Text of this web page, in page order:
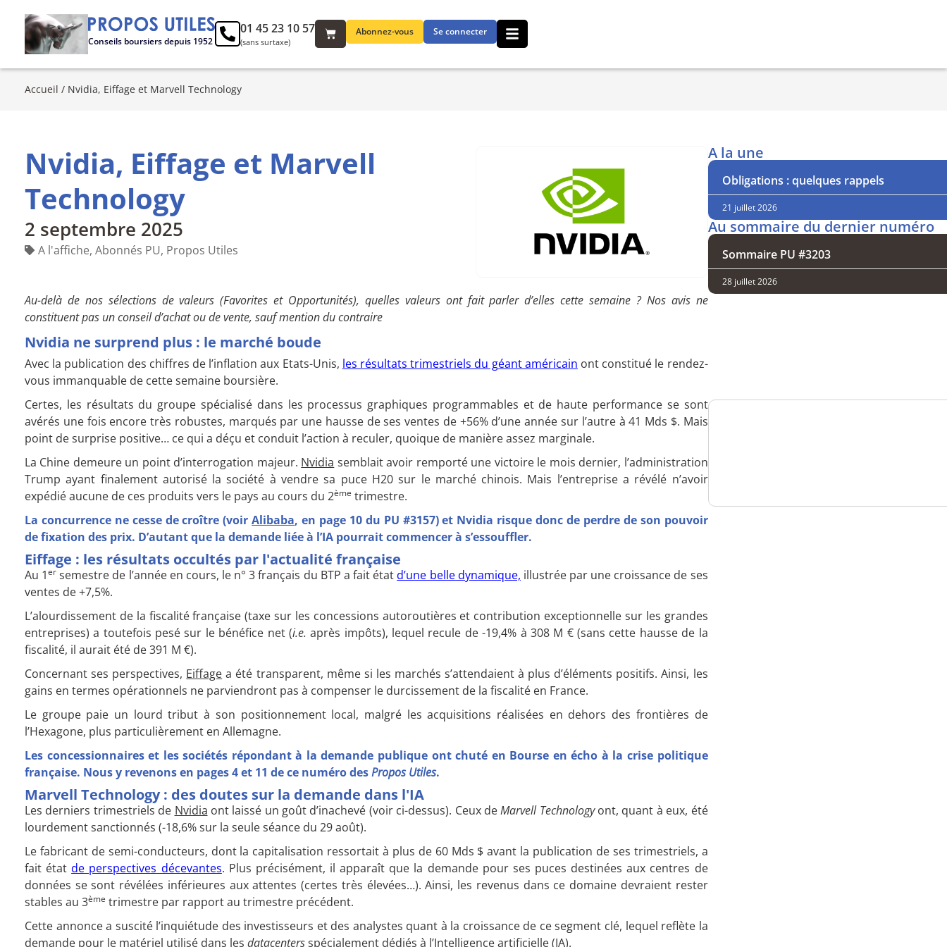
Conseils boursiers depuis 1952
Abonnez-vous Se connecter
01 45 23 10 57
(sans surtaxe)
Accueil / Nvidia, Eiffage et Marvell Technology
Nvidia, Eiffage et Marvell
Technology
2 septembre 2025
A l'affiche, Abonnés PU, Propos Utiles
Au-delà de nos sélections de valeurs (Favorites et Opportunités), quelles valeurs ont fait parler d’elles cette semaine ? Nos avis ne
constituent pas un conseil d’achat ou de vente, sauf mention du contraire
Nvidia ne surprend plus : le marché boude
Avec la publication des chiffres de l’inflation aux Etats-Unis, les résultats trimestriels du géant américain ont constitué le rendez-
vous immanquable de cette semaine boursière.
Certes, les résultats du groupe spécialisé dans les processus graphiques programmables et de haute performance se sont
avérés une fois encore très robustes, marqués par une hausse de ses ventes de +56% d’une année sur l’autre à 41 Mds $. Mais
point de surprise positive… ce qui a déçu et conduit l’action à reculer, quoique de manière assez marginale.
La Chine demeure un point d’interrogation majeur. Nvidia semblait avoir remporté une victoire le mois dernier, l’administration
Trump ayant finalement autorisé la société à vendre sa puce H20 sur le marché chinois. Mais l’entreprise a révélé n’avoir
expédié aucune de ces produits vers le pays au cours du 2ème trimestre.
La concurrence ne cesse de croître (voirAlibaba, en page 10 du PU #3157) et Nvidia risque donc de perdre de son pouvoir
de fixation des prix. D’autant que la demande liée à l’IA pourrait commencer à s’essouffler.
Eiffage : les résultats occultés par l'actualité française
Au 1er semestre de l’année en cours, le n° 3 français du BTP a fait étatd’une belle dynamique, illustrée par une croissance de ses
ventes de +7,5%.
L’alourdissement de la fiscalité française (taxe sur les concessions autoroutières et contribution exceptionnelle sur les grandes
entreprises) a toutefois pesé sur le bénéfice net (i.e. après impôts), lequel recule de -19,4% à 308 M € (sans cette hausse de la
fiscalité, il aurait été de 391 M €).
Concernant ses perspectives, Eiffage a été transparent, même si les marchés s’attendaient à plus d’éléments positifs. Ainsi, les
gains en termes opérationnels ne parviendront pas à compenser le durcissement de la fiscalité en France.
Le groupe paie un lourd tribut à son positionnement local, malgré les acquisitions réalisées en dehors des frontières de
l’Hexagone, plus particulièrement en Allemagne.
Les concessionnaires et les sociétés répondant à la demande publique ont chuté en Bourse en écho à la crise politique
française. Nous y revenons en pages 4 et 11 de ce numéro desPropos Utiles.
Marvell Technology : des doutes sur la demande dans l'IA
Les derniers trimestriels de Nvidia ont laissé un goût d’inachevé (voir ci-dessus). Ceux deMarvell Technologyont, quant à eux, été
lourdement sanctionnés (-18,6% sur la seule séance du 29 août).
Le fabricant de semi-conducteurs, dont la capitalisation ressortait à plus de 60 Mds $ avant la publication de ses trimestriels, a
fait étatde perspectives décevantes. Plus précisément, il apparaît que la demande pour ses puces destinées aux centres de
données se sont révélées inférieures aux attentes (certes très élevées…). Ainsi, les revenus dans ce domaine devraient rester
stables au 3ème trimestre par rapport au trimestre précédent.
Cette annonce a suscité l’inquiétude des investisseurs et des analystes quant à la croissance de ce segment clé, lequel reflète la
demande pour le matériel utilisé dans les datacentersspécialement dédiés à l’Intelligence artificielle (IA).
A la une
Obligations : quelques rappels
21 juillet 2026
Au sommaire du dernier numéro
Sommaire PU #3203
28 juillet 2026